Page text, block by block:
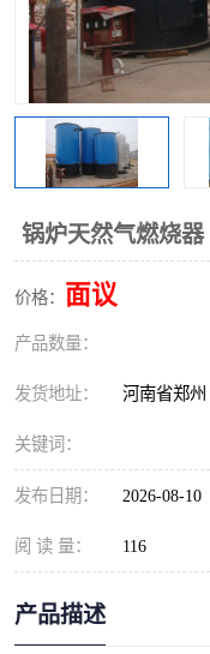
锅炉天然气燃烧器
价格： 面议
产品数量：
发货地址： 河南省郑州
关键词：
发布日期： 2026-08-10
阅 读 量： 116
产品描述